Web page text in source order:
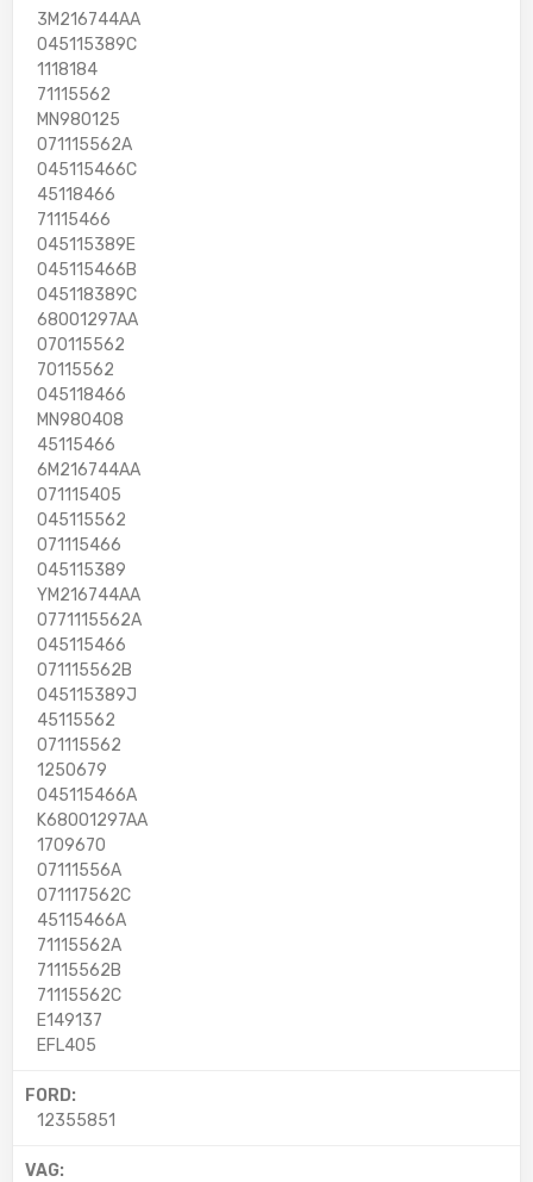
3M216744AA
045115389C
1118184
71115562
MN980125
071115562A
045115466C
45118466
71115466
045115389E
045115466B
045118389C
68001297AA
070115562
70115562
045118466
MN980408
45115466
6M216744AA
071115405
045115562
071115466
045115389
YM216744AA
0771115562A
045115466
071115562B
045115389J
45115562
071115562
1250679
045115466A
K68001297AA
1709670
07111556A
071117562C
45115466A
71115562A
71115562B
71115562C
E149137
EFL405
FORD:
12355851
VAG: